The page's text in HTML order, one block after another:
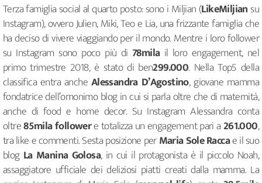
Terza famiglia social al quarto posto: sono i Miljian (LikeMiljian su
Instagram), ovvero Julien, Miki, Teo e Lia, una frizzante famiglia che
ha deciso di vivere viaggiando per il mondo. Mentre i loro follower
su Instagram sono poco più di 78mila il loro engagement, nel
primo trimestre 2018, è stato di ben299.000. Nella Top5 della
classifica entra anche Alessandra D’Agostino, giovane mamma
fondatrice dell’omonimo blog in cui si parla oltre che di maternità,
anche di food e home decor. Su Instagram Alessandra conta
oltre85mila followere totalizza un engagement pari a261.000,
tra like e commenti. Sesta posizione perMaria Sole Raccae il suo
blog La Manina Golosa, in cui il protagonista è il piccolo Noah,
assaggiatore ufficiale dei deliziosi piatti creati dalla mamma. La